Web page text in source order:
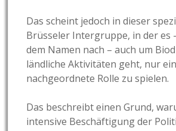
Das scheint jedoch in dieser
Brüsseler Intergruppe, in der es
dem Namen nach – auch um
ländliche Aktivitäten geht, nur
nachgeordnete Rolle zu spielen.
Das beschreibt einen Grund,
intensive Beschäftigung der